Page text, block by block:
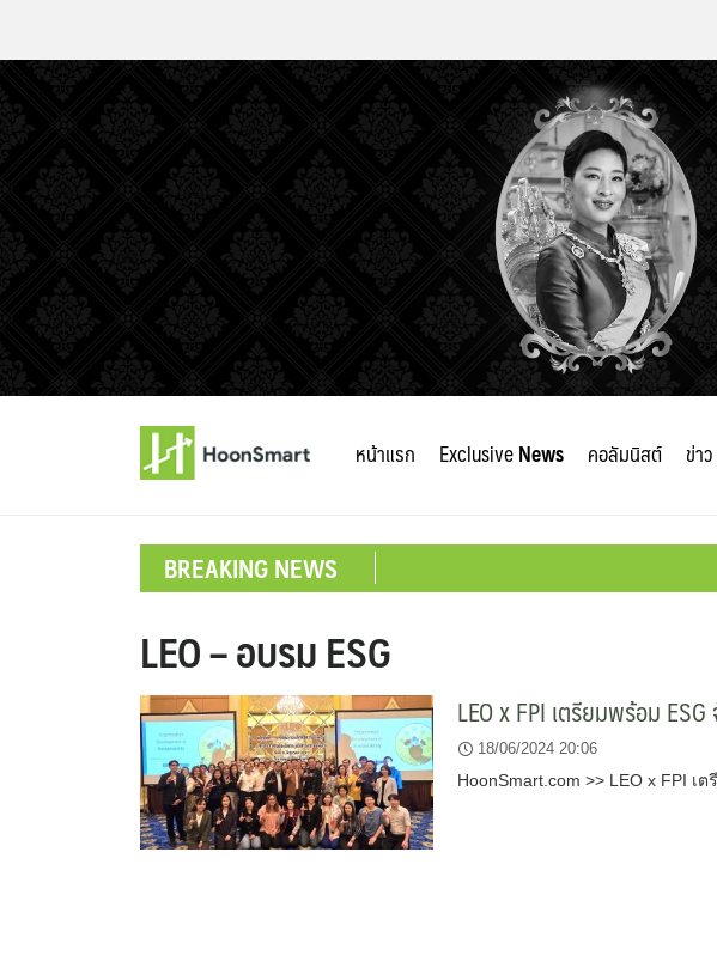
หน้าแรก ExclusiveNews คอลัมนิสต์ ข่าว
BREAKING NEWS
LEO – อบรม ESG
LEO x FPI เตรียมพร้อม
18/06/2024 20:06
HoonSmart.com >> LEO x FPI เ